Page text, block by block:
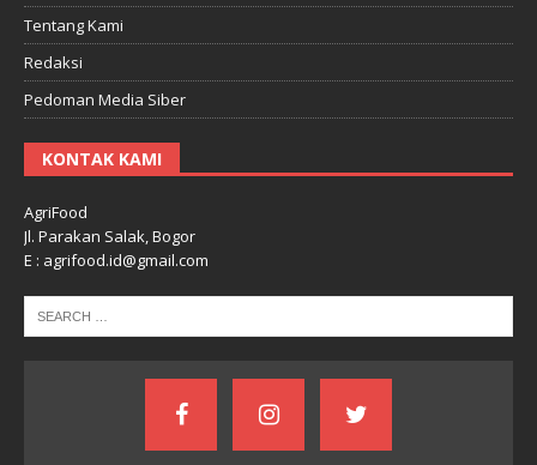
Tentang Kami
Redaksi
Pedoman Media Siber
KONTAK KAMI
AgriFood
Jl. Parakan Salak, Bogor
E : agrifood.id@gmail.com